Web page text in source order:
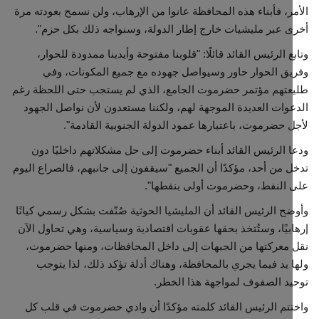
فأبناء هذه المحافظة عانوا من الإرهاب، ولن نسمح بعودته مرة
عبر مليشيات خارج إطار الدولة، وسنواجه ذلك بكل حزم".
الرئيس القائد قائلًا: "قلوبنا مفتوحة وأيدينا ممدودة للحوار،
الحوار حاور وسيواصل جهوده مع جميع المكونات، وفي
مؤتمر حضرموت الجامع، الذي لم يستجب حتى اللحظة رغم
العديدة الموجهة لهم، ولكننا مستعدون لأن نواصل الجهود
حضرموت، باعتبارها عمود الدولة الجنوبية القادمة".
الرئيس القائد أبناء حضرموت إلى حل مشكلاتهم داخليًا دون
من أحد، مؤكدًا أن الجميع "سيقفون إلى جانبهم، فالصراع اليوم
النفط، وحضرموت أولى بنفطها".
الرئيس القائد أن المليشيا الحوثية صُنّفت بشكل رسمي كيانًا
وستُتخذ بحقها عقوبات اقتصادية وسياسية، وهي تحاول الآن
معركتها من الجبهات إلى داخل المحافظات، ومنها حضرموت،
يد فيما يجري بالمحافظة، وهناك أدلة تؤكد ذلك، لذا يتوجب
الصفوف لمواجهة هذا الخطر.
الرئيس القائد كلمته مؤكدًا أن وادي حضرموت في قلب كل